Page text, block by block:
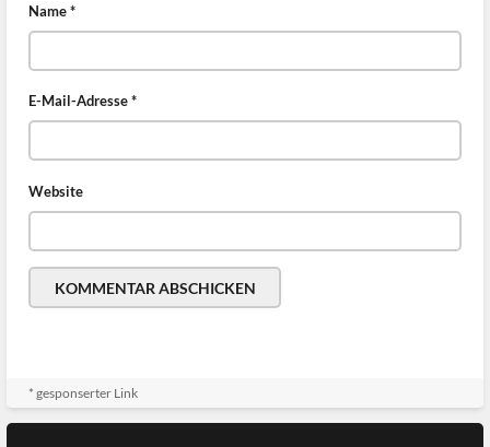
Name*
E-Mail-Adresse*
Website
* gesponserter Link